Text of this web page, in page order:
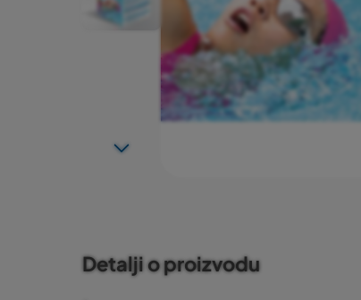
Detalji o proizvodu